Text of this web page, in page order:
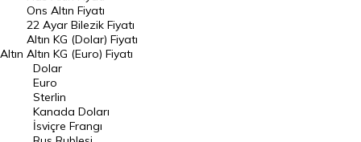
Döviz Kuru
Dolar Kuru
Euro Kuru
Pound Kuru
Frank Kuru
Altın
Ons Altın Fiyatı
22 Ayar Bilezik Fiyatı
Altın KG (Dolar) Fiyatı
Altın KG (Euro) Fiyatı
Dolar
Euro
Sterlin
Kanada Doları
İsviçre Frangı